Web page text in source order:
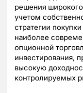
решения
учетом
стратегии
наиболее
опционной
инвестирования,
высокую
контролируемых